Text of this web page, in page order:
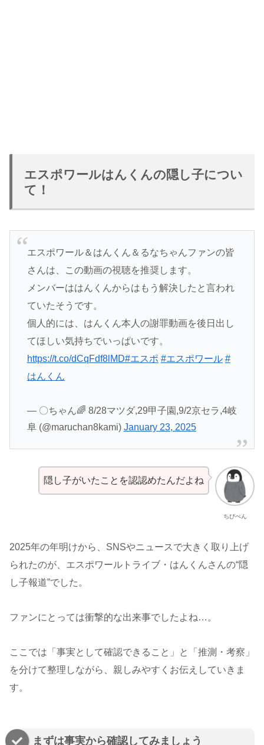
エスポワールはんくんの隠し子につい
て！
エスポワール＆はんくん＆るなちゃんファンの皆
さんは、この動画の視聴を推奨します。
メンバーははんくんからはもう解決したと言われ
ていたそうです。
個人的には、はんくん本人の謝罪動画を後日出し
てほしい気持ちでいっぱいです。
https://t.co/dCqFdf8lMD#エスポ #エスポワール #
はんくん
— 〇ちゃん🌈 8/28マツダ,29甲子園,9/2京セラ,4岐
阜 (@maruchan8kami) January 23, 2025
ちびぺん
隠し子がいたことを認認めたんだよね
2025年の年明けから、SNSやニュースで大きく取り上げ
られたのが、エスポワールトライブ・はんくんさんの“隠
し子報道”でした。
ファンにとっては衝撃的な出来事でしたよね…。
ここでは「事実として確認できること」と「推測・考察」
を分けて整理しながら、親しみやすくお伝えしていきま
す。
まずは事実から確認してみましょう